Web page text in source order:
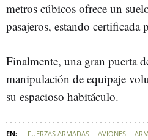
metros cúbicos ofrece un
pasajeros, estando
Finalmente, una gran puerta
manipulación de equipaje
su espacioso habitáculo.
FUERZAS ARMADAS AVIONES